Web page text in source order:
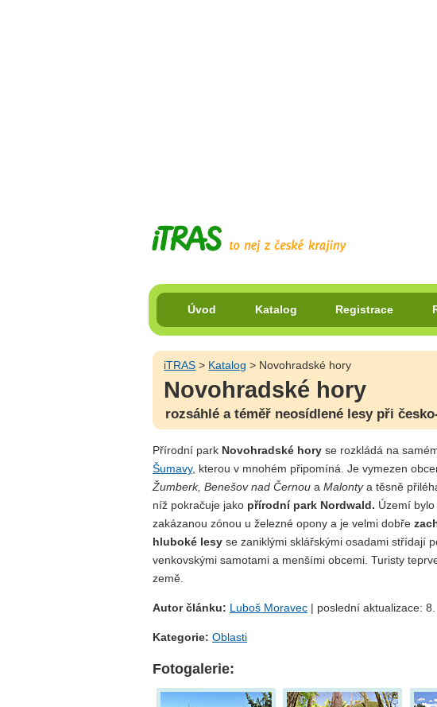
Úvod Katalog Registrace
iTRAS > Katalog > Novohradské hory
Novohradské hory
rozsáhlé a téměř neosídlené lesy při
Přírodní park Novohradské hory se rozkládá na
Šumavy, kterou v mnohém připomíná. Je vymezen
Žumberk, Benešov nad Černou a Malontya těsně
níž pokračuje jako přírodní park Nordwald. Území
zakázanou zónou u železné opony a je velmi dobře
hluboké lesy se zaniklými sklářskými osadami střídají
venkovskými samotami a menšími obcemi. Turisty
země.
Autor článku: Luboš Moravec | poslední aktualizace:
Kategorie: Oblasti
Fotogalerie: